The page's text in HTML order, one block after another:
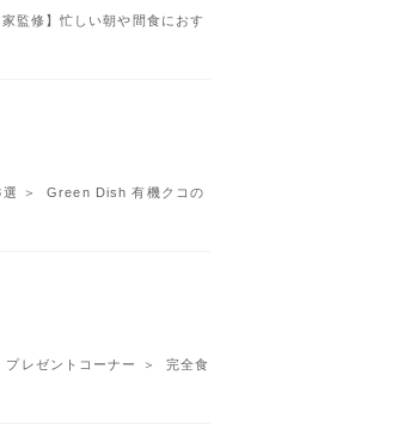
監修】忙しい朝や間食におす
選 ＞ Green Dish 有機クコの
プレゼントコーナー ＞ 完全食